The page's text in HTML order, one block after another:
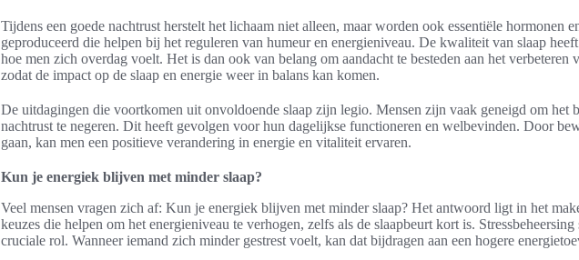
Tijdens een goede nachtrust herstelt het lichaam niet alleen, maar worden ook essentiële hormonen
geproduceerd die helpen bij het reguleren van humeur en energieniveau. De kwaliteit van slaap
hoe men zich overdag voelt. Het is dan ook van belang om aandacht te besteden aan het verbeteren
zodat de impact op de slaap en energie weer in balans kan komen.
De uitdagingen die voortkomen uit onvoldoende slaap zijn legio. Mensen zijn vaak geneigd om het
nachtrust te negeren. Dit heeft gevolgen voor hun dagelijkse functioneren en welbevinden. Door
gaan, kan men een positieve verandering in energie en vitaliteit ervaren.
Kun je energiek blijven met minder slaap?
Veel mensen vragen zich af: Kun je energiek blijven met minder slaap? Het antwoord ligt in het
keuzes die helpen om het energieniveau te verhogen, zelfs als de slaapbeurt kort is.
cruciale rol. Wanneer iemand zich minder gestrest voelt, kan dat bijdragen aan een hogere